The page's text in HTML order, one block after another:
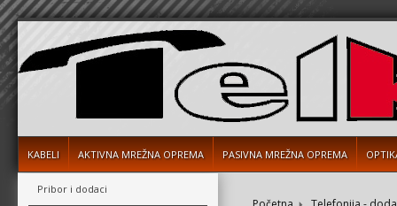
KABELI AKTIVNA MREŽNA OPREMA PASIVNA MREŽNA OPREMA
Pribor i dodaci